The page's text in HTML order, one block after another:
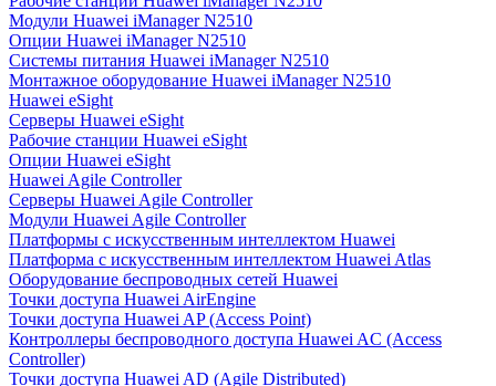
Модули Huawei iManager N2510
Опции Huawei iManager N2510
Системы питания Huawei iManager N2510
Монтажное оборудование Huawei iManager N2510
Huawei eSight
Серверы Huawei eSight
Рабочие станции Huawei eSight
Опции Huawei eSight
Huawei Agile Controller
Серверы Huawei Agile Controller
Модули Huawei Agile Controller
Платформы с искусственным интеллектом Huawei
Платформа с искусственным интеллектом Huawei Atlas
Оборудование беспроводных сетей Huawei
Точки доступа Huawei AirEngine
Точки доступа Huawei AP (Access Point)
Контроллеры беспроводного доступа Huawei AC (Access
Controller)
Точки доступа Huawei AD (Agile Distributed)